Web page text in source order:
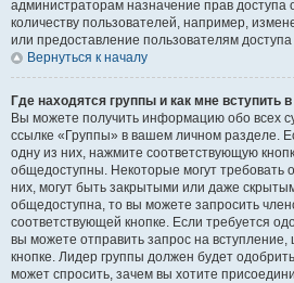
администраторам назначение прав
количеству пользователей, например,
или предоставление пользователям
Вернуться к началу
Где находятся группы и как мне вступить
Вы можете получить информацию обо всех
ссылке «Группы» в вашем личном разделе.
одну из них, нажмите соответствующую
общедоступны. Некоторые могут требовать
них, могут быть закрытыми или даже
общедоступна, то вы можете запросить
соответствующей кнопке. Если требуется
вы можете отправить запрос на
кнопке. Лидер группы должен будет
может спросить, зачем вы хотите